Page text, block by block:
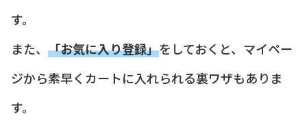
す。
また、 「お気に入り登録」をしておくと、マイペー
ジから素早くカートに入れられる裏ワザもありま
す。